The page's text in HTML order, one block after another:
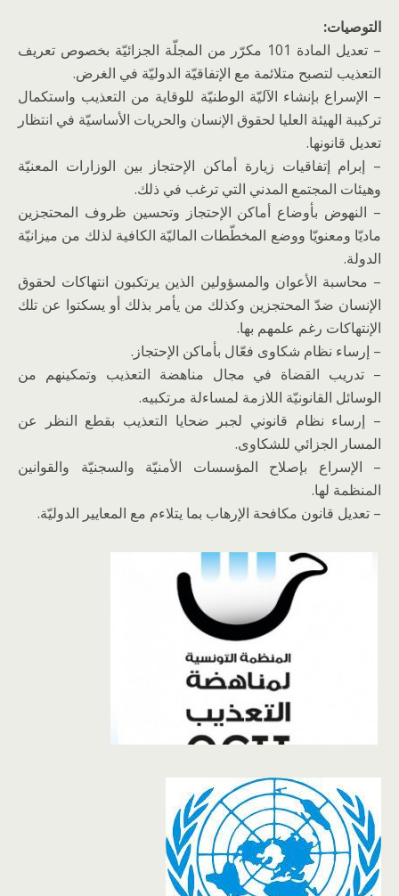
التوصيات:
– تعديل المادة 101 مكرّر من المجلّة الجزائيّة بخصوص تعريف
التعذيب لتصبح متلائمة مع الإتفاقيّة الدوليّة في الغرض.
– الإسراع بإنشاء الآليّة الوطنيّة للوقاية من التعذيب واستكمال
تركيبة الهيئة العليا لحقوق الإنسان والحريات الأساسيّة في انتظار
تعديل قانونها.
– إبرام إتفاقيات زيارة أماكن الإحتجاز بين الوزارات المعنيّة
وهيئات المجتمع المدني التي ترغب في ذلك.
– النهوض بأوضاع أماكن الإحتجاز وتحسين ظروف المحتجزين
ماديّا ومعنويّا ووضع المخطّطات الماليّة الكافية لذلك من ميزانيّة
الدولة.
– محاسبة الأعوان والمسؤولين الذين يرتكبون انتهاكات لحقوق
الإنسان ضدّ المحتجزين وكذلك من يأمر بذلك أو يسكتوا عن تلك
الإنتهاكات رغم علمهم بها.
– إرساء نظام شكاوى فعّال بأماكن الإحتجاز.
– تدريب القضاة في مجال مناهضة التعذيب وتمكينهم من
الوسائل القانونيّة اللازمة لمساءلة مرتكبيه.
– إرساء نظام قانوني لجبر ضحايا التعذيب بقطع النظر عن
المسار الجزائي للشكاوى.
– الإسراع بإصلاح المؤسسات الأمنيّة والسجنيّة والقوانين
المنظمة لها.
– تعديل قانون مكافحة الإرهاب بما يتلاءم مع المعايير الدوليّة.